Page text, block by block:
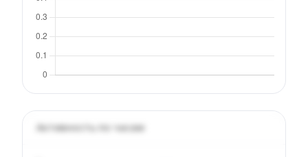
Активность по часам